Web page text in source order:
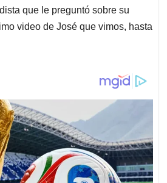
que le preguntó sobre su
video de José que vimos, hasta